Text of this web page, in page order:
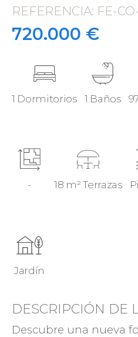
·
REFERENCIA: FE-
·
720.000 €
1 Dormitorios 1 Baños
- 18 m² Terrazas
Jardín
DESCRIPCIÓN DE
Descubre una nueva